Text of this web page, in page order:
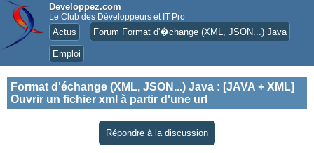
Developpez.com
Le Club des Développeurs et IT Pro
Actus Forum Format d'�change (XML, JSON...) Java
Emploi
Format d'échange (XML, JSON...) Java : [JAVA + XML]
Ouvrir un fichier xml à partir d'une url
Répondre à la discussion